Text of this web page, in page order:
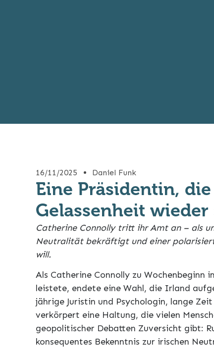
16/11/2025 Daniel Funk
Eine Präsidentin,
Gelassenheit
Catherine Connolly tritt ihr Amt an – als
Neutralität bekräftigt und einer
will.
Als Catherine Connolly zu Wochenbeginn
leistete, endete eine Wahl, die Irland
jährige Juristin und Psychologin, lange
verkörpert eine Haltung, die vielen
geopolitischer Debatten Zuversicht gibt:
konsequentes Bekenntnis zur irischen